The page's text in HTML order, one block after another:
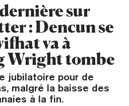
sur
: Dencun se
va à
Wright tombe
jubilatoire pour de
malgré la baisse des
à la fin.